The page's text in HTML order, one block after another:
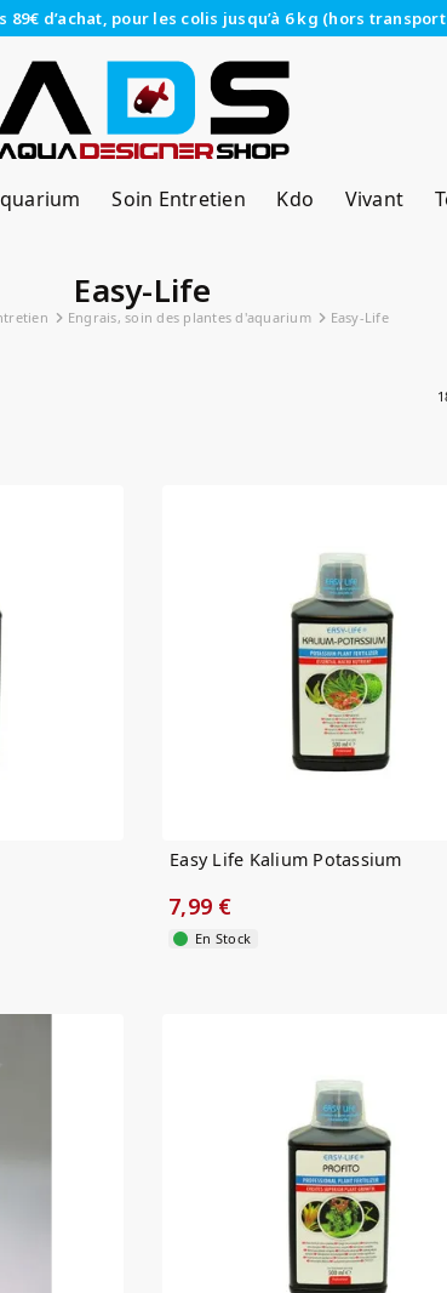
d’achat, pour les colis jusqu’à 6 kg (hors
Soin Entretien Kdo Vivant
Easy-Life
Engrais, soin des plantes d'aquarium Easy-Life
Easy Life Kalium Potassium
7,99 €
En Stock